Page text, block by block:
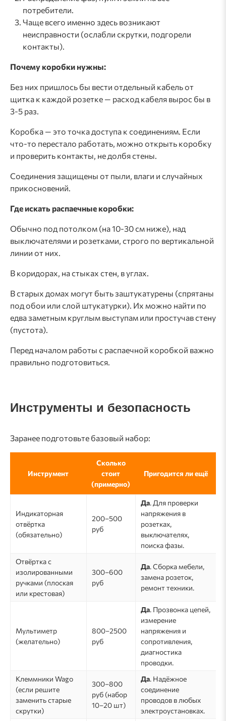
потребители.
Чаще всего именно здесь возникают
неисправности (ослабли скрутки, подгорели
контакты).
Почему коробки нужны:
Без них пришлось бы вести отдельный кабель от
щитка к каждой розетке — расход кабеля вырос бы в
3-5 раз.
Коробка — это точка доступа к соединениям. Если
что-то перестало работать, можно открыть коробку
и проверить контакты, не долбя стены.
Соединения защищены от пыли, влаги и случайных
прикосновений.
Где искать распаечные коробки:
Обычно под потолком (на 10-30 см ниже), над
выключателями и розетками, строго по вертикальной
линии от них.
В коридорах, на стыках стен, в углах.
В старых домах могут быть заштукатурены (спрятаны
под обои или слой штукатурки). Их можно найти по
едва заметным круглым выступам или простучав стену
(пустота).
Перед началом работы с распаечной коробкой важно
правильно подготовиться.
Инструменты и безопасность
Заранее подготовьте базовый набор:
Инструмент
Сколько
стоит
(примерно)
Пригодится ли ещё
Индикаторная
отвёртка
(обязательно)
200–500
руб
Да. Для проверки
напряжения в
розетках,
выключателях,
поиска фазы.
Отвёртка с
изолированными
ручками (плоская
или крестовая)
300–600
руб
Да. Сборка мебели,
замена розеток,
ремонт техники.
Мультиметр
(желательно)
800–2500
руб
Да. Прозвонка цепей,
измерение
напряжения и
сопротивления,
диагностика
проводки.
Клеммники Wago
(если решите
заменить старые
скрутки)
300–800
руб (набор
10–20 шт)
Да. Надёжное
соединение
проводов в любых
электроустановках.